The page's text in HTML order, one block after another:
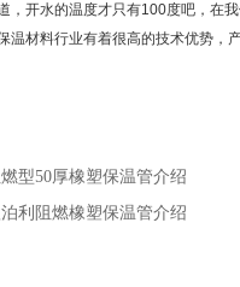
，开水的温度才只有100度吧，在
温材料行业有着很高的技术优势，
燃型50厚橡塑保温管介绍
泊利阻燃橡塑保温管介绍